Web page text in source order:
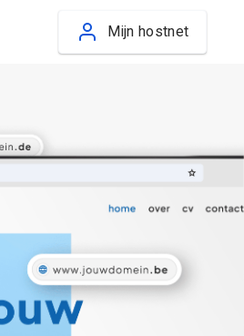
Mijn hostnet